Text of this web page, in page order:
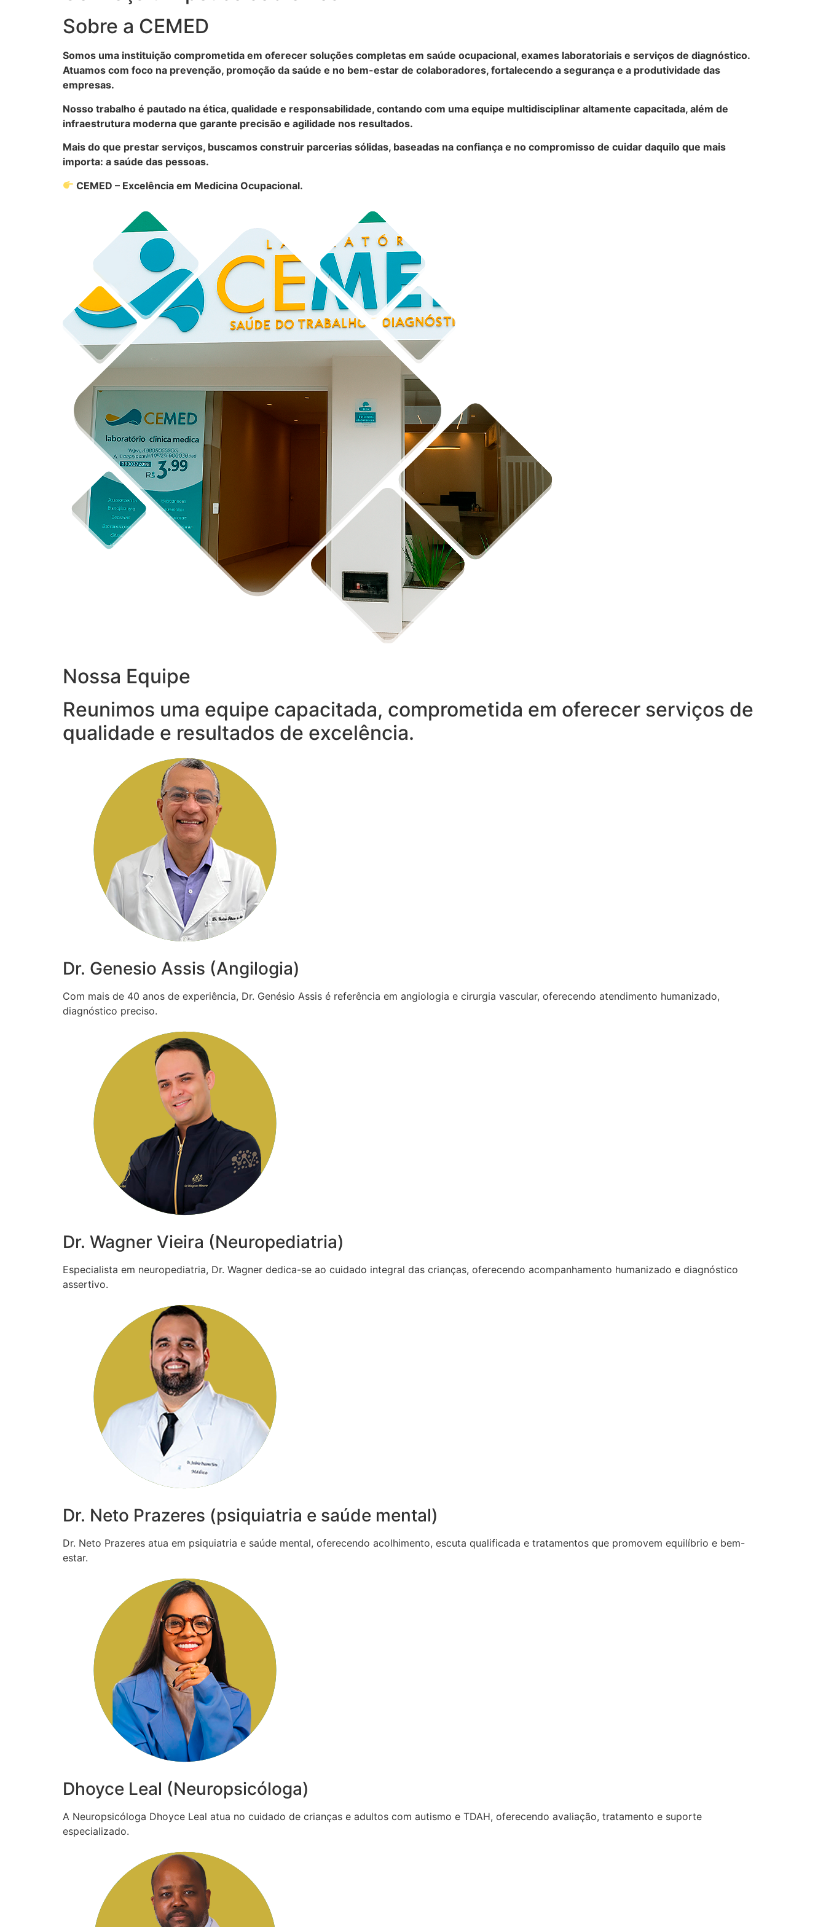
Sobre a CEMED
Somos uma instituição comprometida em oferecer soluções completas em saúde ocupacional, exames laboratoriais e serviços de diagnóstico.
Atuamos com foco na prevenção, promoção da saúde e no bem-estar de colaboradores, fortalecendo a segurança e a produtividade das
empresas.
Nosso trabalho é pautado na ética, qualidade e responsabilidade, contando com uma equipe multidisciplinar altamente capacitada, além de
infraestrutura moderna que garante precisão e agilidade nos resultados.
Mais do que prestar serviços, buscamos construir parcerias sólidas, baseadas na confiança e no compromisso de cuidar daquilo que mais
importa: a saúde das pessoas.
CEMED – Excelência em Medicina Ocupacional.
Nossa Equipe
Reunimos uma equipe capacitada, comprometida em oferecer serviços de
qualidade e resultados de excelência.
Dr. Genesio Assis (Angilogia)
Com mais de 40 anos de experiência, Dr. Genésio Assis é referência em angiologia e cirurgia vascular, oferecendo atendimento humanizado,
diagnóstico preciso.
Dr. Wagner Vieira (Neuropediatria)
Especialista em neuropediatria, Dr. Wagner dedica-se ao cuidado integral das crianças, oferecendo acompanhamento humanizado e diagnóstico
assertivo.
Dr. Neto Prazeres (psiquiatria e saúde mental)
Dr. Neto Prazeres atua em psiquiatria e saúde mental, oferecendo acolhimento, escuta qualificada e tratamentos que promovem equilíbrio e bem-
estar.
Dhoyce Leal (Neuropsicóloga)
A Neuropsicóloga Dhoyce Leal atua no cuidado de crianças e adultos com autismo e TDAH, oferecendo avaliação, tratamento e suporte
especializado.